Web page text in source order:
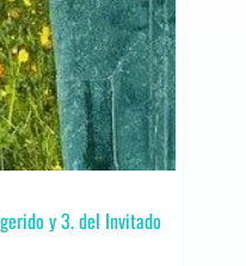
y 3. del Invitado